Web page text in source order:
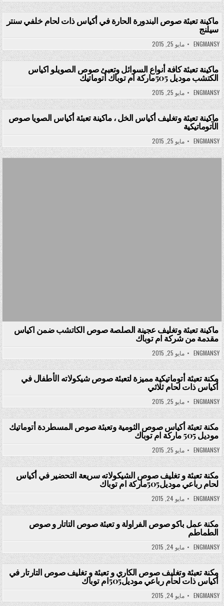
Posted in
ماكينة تعبئة صوص البندورة الحارة في أكياس ذات لحام خلفي سنتر
سيلنج
ENGMANSY مايو 25, 2015
Posted in
ماكينة تعبئة كافة أنواع السوائل وتعبئ صوص الصويلو اكياس
الكتشب موديل 505ماركة ام توباك أتوماتيك
ENGMANSY مايو 25, 2015
Posted in
ماكينة تعبئة وتغليف أكياس الخل ، ماكينة تعبئة أكياس الصويا صوص
الآتوماتيكية
ENGMANSY مايو 25, 2015
ماكينة تعبئة وتغليف عجينة الصلصة صوص الكاتشب ضمن اكياس
مقدمة من شركة ام توباك
ENGMANSY مايو 25, 2015
Posted in
مكنة تعبئة أتوماتيكية مميزة لتعبئة صوص شيكولاته الأطفال في
أكياس ذات لحام ثلاثي
ENGMANSY مايو 25, 2015
Posted in
مكنة تعبئة أكياس صوص الثومية وتعبئة صوص المسطردة أتوماتيك
موديل 505 ماركة ام توباك
ENGMANSY مايو 25, 2015
Posted in
مكنة تعبئة و تغليف صوص الشيكولاته سريعة التحضير في أكياس
لحام رباعي موديل505ماركة ام توباك
ENGMANSY مايو 24, 2015
Posted in
مكنة عمل باكو صوص الفراولة و تعبئة صوص التاتار و صوص
الطماطم
ENGMANSY مايو 24, 2015
Posted in
مكنة تعبئة وتغليف صوص الكاري و تعبئة و تغليف صوص التارتار في
أكياس ذات لحام رباعي موديل505ام توباك
ENGMANSY مايو 24, 2015